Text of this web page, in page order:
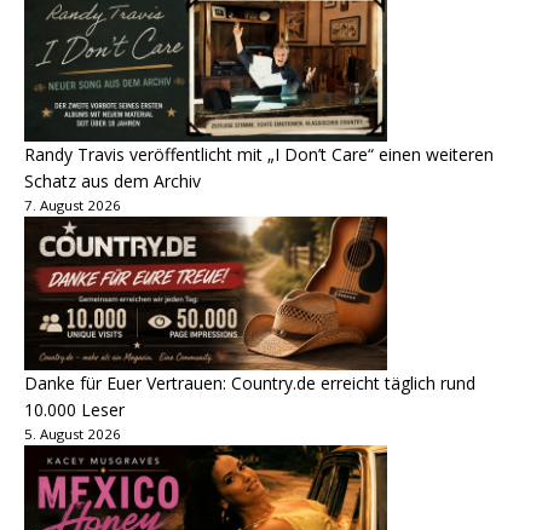
Randy Travis veröffentlicht mit „I Don’t Care“ einen weiteren
Schatz aus dem Archiv
7. August 2026
Danke für Euer Vertrauen: Country.de erreicht täglich rund
10.000 Leser
5. August 2026